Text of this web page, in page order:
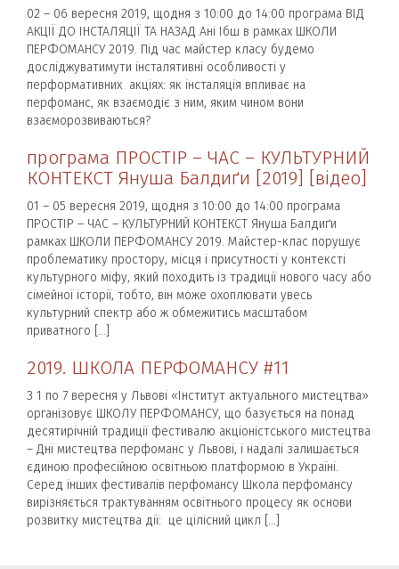
02 – 06 вересня 2019, щодня з 10:00 до 14:00 програма ВІД
АКЦІЇ ДО ІНСТАЛЯЦІЇ ТА НАЗАД Ані Ібш в рамках ШКОЛИ
ПЕРФОМАНСУ 2019. Під час майстер класу будемо
досліджуватимути інсталятивні особливості у
перформативних акціях: як інсталяція впливає на
перфоманс, як взаємодіє з ним, яким чином вони
взаєморозвиваються?
програма ПРОСТІР – ЧАС – КУЛЬТУРНИЙ
КОНТЕКСТ Януша Балдиґи [2019] [відео]
01 – 05 вересня 2019, щодня з 10:00 до 14:00 програма
ПРОСТІР – ЧАС – КУЛЬТУРНИЙ КОНТЕКСТ Януша Балдиґи
рамках ШКОЛИ ПЕРФОМАНСУ 2019. Майстер-клас порушує
проблематику простору, місця і присутності у контексті
культурного міфу, який походить із традиції нового часу або
сімейної історії, тобто, він може охоплювати увесь
культурний спектр або ж обмежитись масштабом
приватного […]
2019. ШКОЛА ПЕРФОМАНСУ #11
З 1 по 7 вересня у Львові «Інститут актуального мистецтва»
організовує ШКОЛУ ПЕРФОМАНСУ, що базується на понад
десятирічній традиції фестивалю акціоністського мистецтва
– Дні мистецтва перфоманс у Львові, і надалі залишається
єдиною професійною освітньою платформою в Україні.
Серед інших фестивалів перфомансу Школа перфомансу
вирізняється трактуванням освітнього процесу як основи
розвитку мистецтва дії: це цілісний цикл […]